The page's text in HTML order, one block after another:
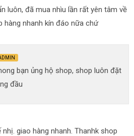
luôn, đã mua nhìu lần rất yên tâm về
hàng nhanh kín đáo nữa chứ
bạn ủng hộ shop, shop luôn đặt
đầu
giao hàng nhanh. Thanhk shop